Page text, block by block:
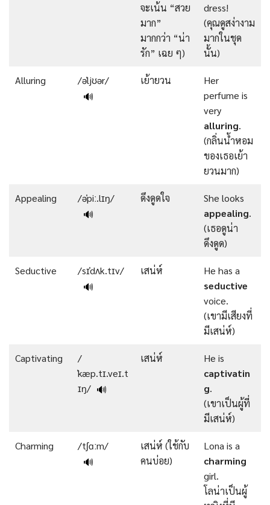
จะเน้น “สวย
มาก”
มากกว่า “น่า
รัก” เฉย ๆ)
dress!
(คุณดูสง่างาม
มากในชุด
นั้น)
Alluring
/əˈljʊər/
🔊
เย้ายวน
Her
perfume is
very
alluring.
(กลิ่นน้ำหอม
ของเธอเย้า
ยวนมาก)
Appealing
/əˈpiː.lɪŋ/
🔊
ดึงดูดใจ
She looks
appealing.
(เธอดูน่า
ดึงดูด)
Seductive
/sɪˈdʌk.tɪv/
🔊
เสน่ห์
He has a
seductive
voice.
(เขามีเสียงที่
มีเสน่ห์)
Captivating
/
ˈkæp.tɪ.veɪ.t
ɪŋ/ 🔊
เสน่ห์
He is
captivatin
g.
(เขาเป็นผู้ที่
มีเสน่ห์)
Charming
/tʃɑːm/
🔊
เสน่ห์ (ใช้กับ
คนบ่อย)
Lona is a
charming
girl.
โลน่าเป็นผู้